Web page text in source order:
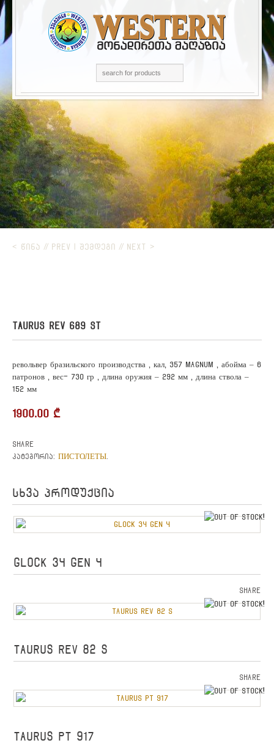
< ᲬᲘᲜᲐ // PREV ᲨᲔᲛᲓᲔᲒᲘ // NEXT >
TAURUS REV 689 ST
револьвер бразильского производства , кал, 357 MAGNUM , абойма – 6
патронов , вес- 730 гр , длина оружия – 292 мм , длина ствола –
152 мм
1900.00 ₾
Share
კატეგორია: ПИСТОЛЕТЫ
სხვა პროდუქცია
GLOCK 34 GEN 4
Share
TAURUS REV 82 S
Share
TAURUS PT 917